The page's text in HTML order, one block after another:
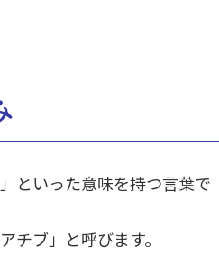
といった意味を持つ言葉で
ブ」と呼びます。